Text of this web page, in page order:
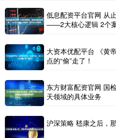
低息配资平台官网 从
——2大核心逻辑 2个
大资本优配平台 《黄
点的“偷”走了！
东方财富配资官网 国
天领域的具体业务
沪深策略 嵇康之后，